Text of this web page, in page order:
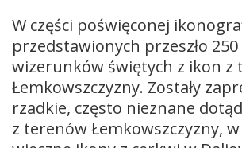
W części poświęconej
przedstawionych przeszło
wizerunków świętych z ikon z
Łemkowszczyzny. Zostały
rzadkie, często nieznane
z terenów Łemkowszczyzny,